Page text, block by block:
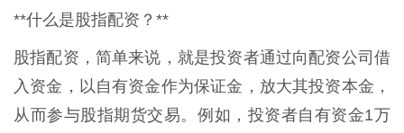
**什么是股指配资？**
股指配资，简单来说，就是投资者通过向配资公司借
入资金，以自有资金作为保证金，放大其投资本金，
从而参与股指期货交易。例如，投资者自有资金1万